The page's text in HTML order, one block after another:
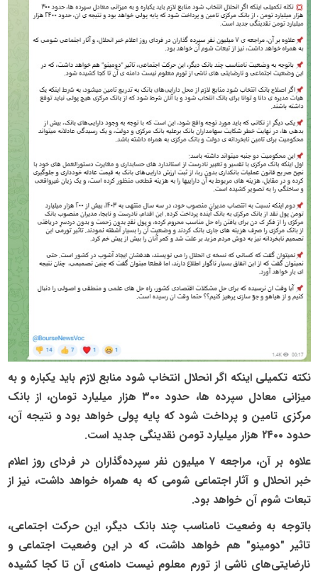
نکته تکمیلی اینکه اگر انحلال انتخاب شود منابع لازم باید یکباره و به
میزانی معادل سپرده ها، حدود ۳۰۰ هزار میلیارد تومان، از بانک
مرکزی تامین و پرداخت شود که پایه پولی خواهد بود و نتیجه‌ آن،
حدود ۲۴۰۰ هزار میلیارد تومن نقدینگی جدید است.
علاوه بر آن، مراجعه‌ ۷ میلیون نفر سپرده‌گذاران در فردای روز اعلام
خبر انحلال و آثار اجتماعی شومی که به همراه خواهد داشت، نیز از
تبعات شوم آن خواهد بود.
باتوجه به وضعیت نامناسب چند بانک دیگر، این حرکت اجتماعی،
تاثیر "دومینو" هم خواهد داشت، که در این وضعیت اجتماعی و
نارضایتی‌های ناشی از تورم معلوم نیست دامنه‌ی آن تا کجا کشیده